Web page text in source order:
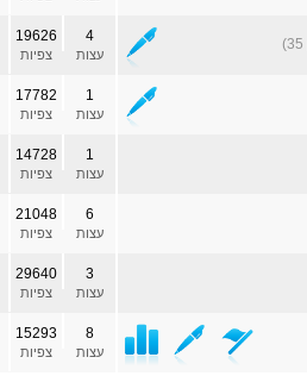
19626
צפיות
4
עצות
17782
צפיות
1
עצות
14728
צפיות
1
עצות
21048
צפיות
6
עצות
29640
צפיות
3
עצות
15293
צפיות
8
עצות